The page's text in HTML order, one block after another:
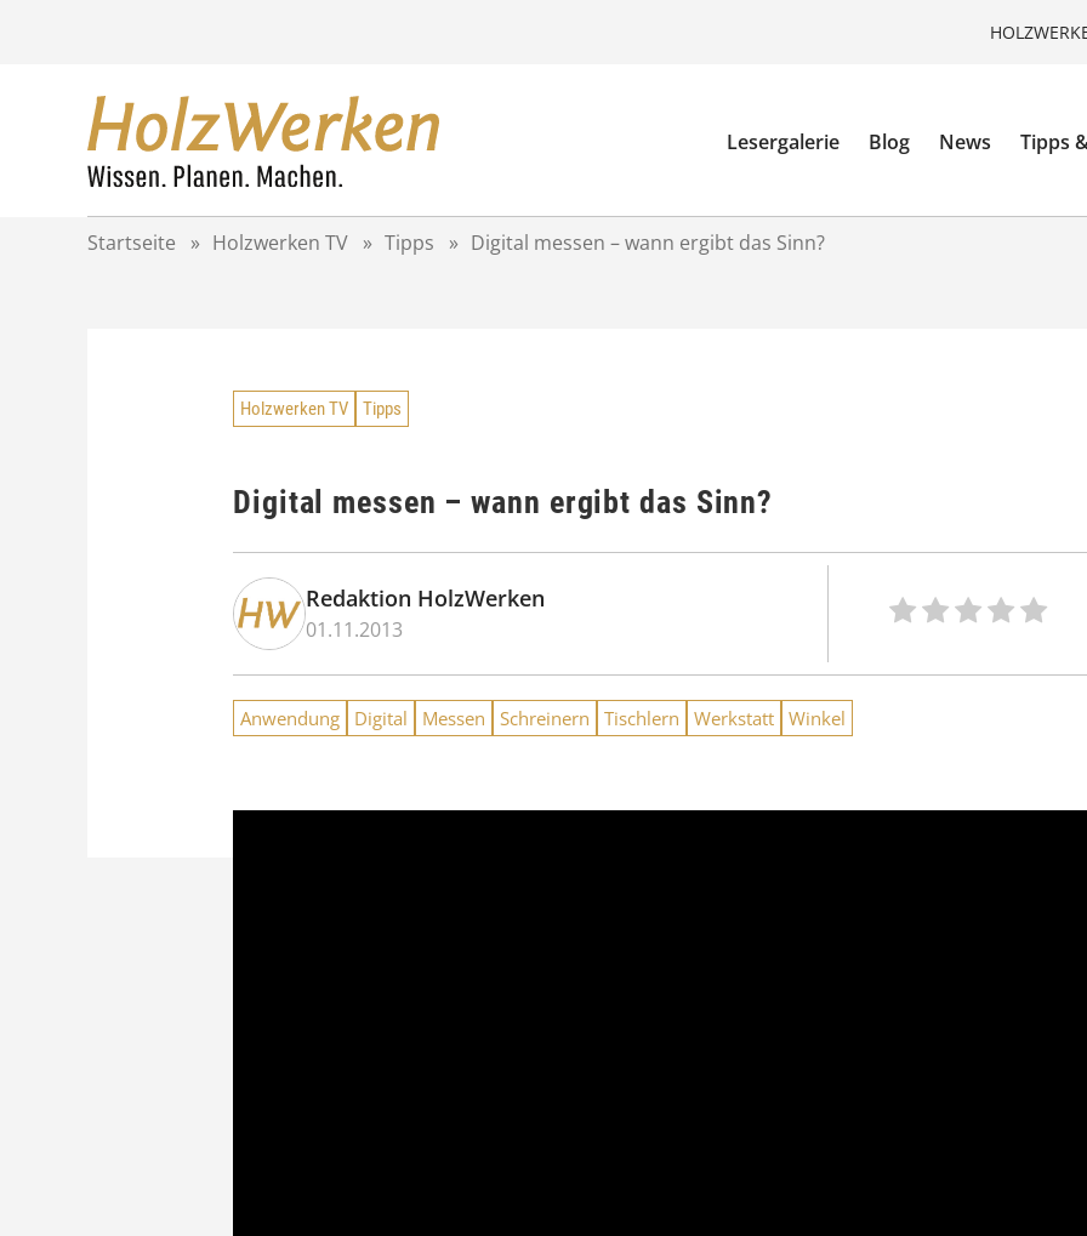
Lesergalerie Blog News Tipps
Startseite » Holzwerken TV » Tipps » Digital messen – wann ergibt das Sinn?
Holzwerken TV Tipps
Digital messen – wann ergibt das Sinn?
Redaktion HolzWerken
01.11.2013
Anwendung Digital Messen Schreinern Tischlern Werkstatt Winkel